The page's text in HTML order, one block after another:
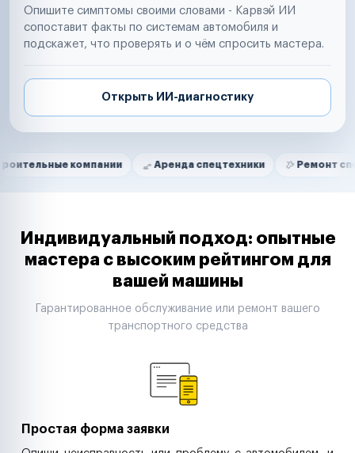
Опишите симптомы своими словами - Карвэй ИИ
сопоставит факты по системам автомобиля и
подскажет, что проверять и о чём спросить мастера.
Открыть ИИ-диагностику
Нам доверяют
компании Аренда спецтехники Ремонт спецтехники
Маркетплейсы
Таксопарки
Автодилеры
Строительные компании
Аренда спецтехники
Индивидуальный подход: опытные
мастера с высоким рейтингом для
вашей машины
Гарантированное обслуживание или ремонт вашего
транспортного средства
Простая форма заявки